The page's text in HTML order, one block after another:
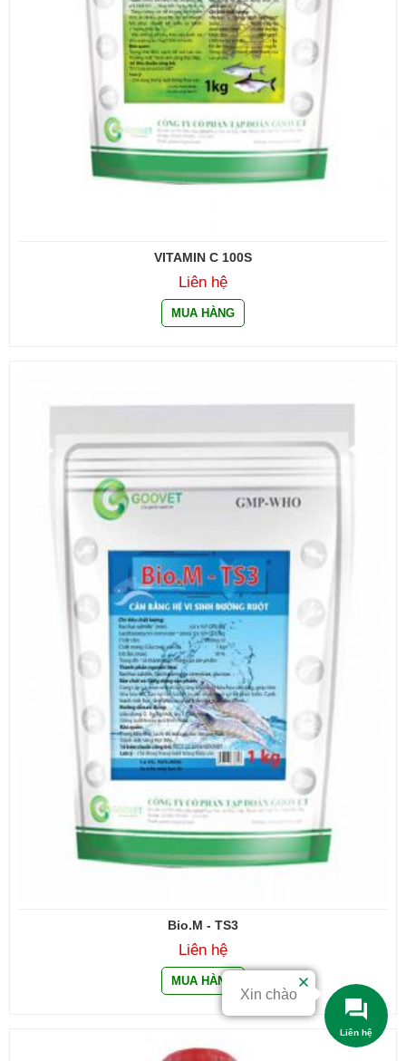
VITAMIN C 100S
Liên hệ
Bio.M - TS3
Liên hệ
Liên hệ